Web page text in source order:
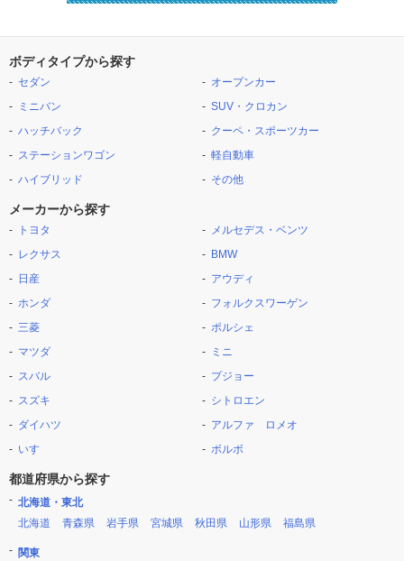
ボディタイプから探す
セダン
ミニバン
ハッチバック
ステーションワゴン
ハイブリッド
オープンカー
SUV・クロカン
クーペ・スポーツカー
軽自動車
その他
メーカーから探す
トヨタ
レクサス
日産
ホンダ
三菱
マツダ
スバル
スズキ
ダイハツ
いすゞ
メルセデス・ベンツ
BMW
アウディ
フォルクスワーゲン
ポルシェ
ミニ
プジョー
シトロエン
アルファ ロメオ
ボルボ
都道府県から探す
北海道・東北
北海道
青森県 岩手県 宮城県 秋田県 山形県 福島県
関東